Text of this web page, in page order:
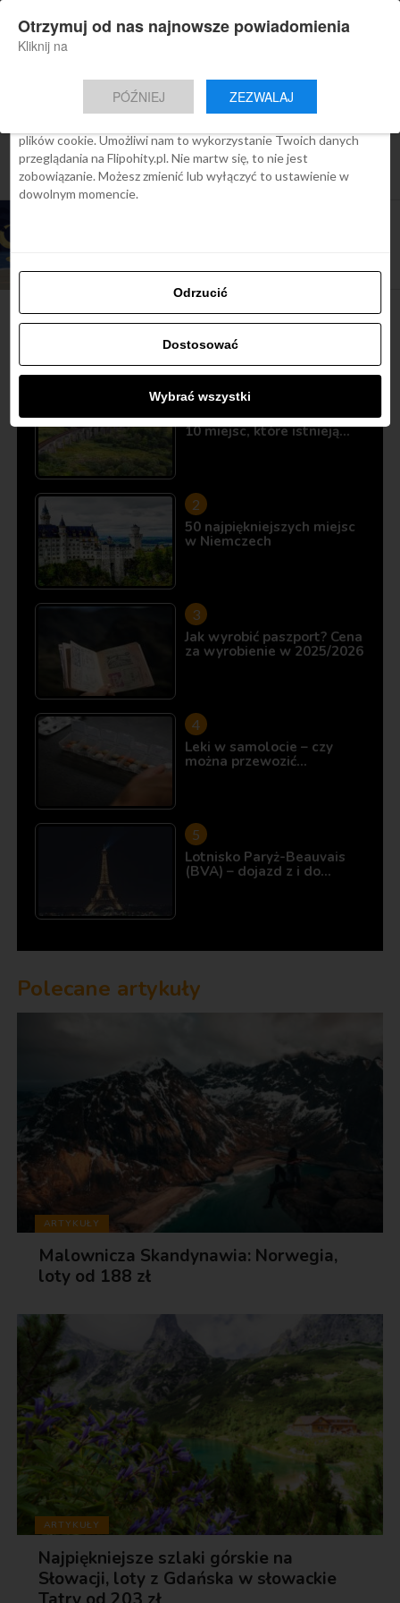
Nowa aplikacja Flipohity
Aktualne wiadomości, artykuły, TOP
Instalacja
All posts tagged "ubezpieczenie od
flipo"
Najbardziej popularne
Śladami Harry’ego Pottera:
10 miejsc, które istnieją…
50 najpiękniejszych miejsc
w Niemczech
Jak wyrobić paszport? Cena
za wyrobienie w 2025/2026
Leki w samolocie – czy
można przewozić…
Lotnisko Paryż-Beauvais
(BVA) – dojazd z i do…
Polecane artykuły
ARTYKUŁY
Malownicza Skandynawia: Norwegia,
loty od 188 zł
ARTYKUŁY
Najpiękniejsze szlaki górskie na
Słowacji, loty z Gdańska w słowackie
Zgoda Szczegóły O cookies
Ta strona używa plików cookies
We Flipo robimy wszystko, aby pokazać Ci tylko te treści, które
plików cookie. Umożliwi nam to wykorzystanie Twoich danych
przeglądania na Flipohity.pl. Nie martw się, to nie jest
zobowiązanie. Możesz zmienić lub wyłączyć to ustawienie w
dowolnym momencie.
Odrzucić
Dostosować
Wybrać wszystki
Otrzymuj od nas najnowsze powiadomienia
Kliknij na
PÓŹNIEJ ZEZWALAJ